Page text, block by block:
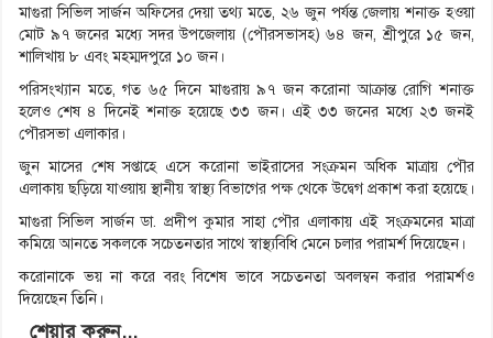
মাগুরা সিভিল সার্জন অফিসের দেয়া তথ্য মতে, ২৬ জুন পর্যন্ত জেলায় শনাক্ত হওয়া
মোট ৯৭ জনের মধ্যে সদর উপজেলায় (পৌরসভাসহ) ৬৪ জন, শ্রীপুরে ১৫ জন,
শালিখায় ৮ এবং মহম্মদপুরে ১০ জন।
পরিসংখ্যান মতে, গত ৬৫ দিনে মাগুরায় ৯৭ জন করোনা আক্রান্ত রোগি শনাক্ত
হলেও শেষ ৪ দিনেই শনাক্ত হয়েছে ৩৩ জন। এই ৩৩ জনের মধ্যে ২৩ জনই
পৌরসভা এলাকার।
জুন মাসের শেষ সপ্তাহে এসে করোনা ভাইরাসের সংক্রমন অধিক মাত্রায় পৌর
এলাকায় ছড়িয়ে যাওয়ায় স্থানীয় স্বাস্থ্য বিভাগের পক্ষ থেকে উদ্বেগ প্রকাশ করা হয়েছে।
মাগুরা সিভিল সার্জন ডা. প্রদীপ কুমার সাহা পৌর এলাকায় এই সংক্রমনের মাত্রা
কমিয়ে আনতে সকলকে সচেতনতার সাথে স্বাস্থ্যবিধি মেনে চলার পরামর্শ দিয়েছেন।
করোনাকে ভয় না করে বরং বিশেষ ভাবে সচেতনতা অবলম্বন করার পরামর্শও
দিয়েছেন তিনি।
শেয়ার করুন...